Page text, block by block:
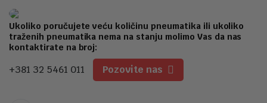
Ukoliko poručujete veću količinu pneumatika ili ukoliko
traženih pneumatika nema na stanju molimo Vas da nas
kontaktirate na broj:
+381 32 5461 011 Pozovite nas